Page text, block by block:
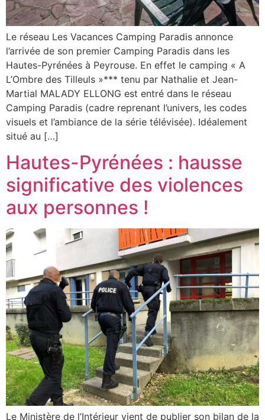
Le réseau Les Vacances Camping Paradis annonce
l’arrivée de son premier Camping Paradis dans les
Hautes-Pyrénées à Peyrouse. En effet le camping « A
L’Ombre des Tilleuls »*** tenu par Nathalie et Jean-
Martial MALADY ELLONG est entré dans le réseau
Camping Paradis (cadre reprenant l’univers, les codes
visuels et l’ambiance de la série télévisée). Idéalement
situé au […]
Hautes-Pyrénées : hausse
significative des violences
aux personnes !
Le Ministère de l’Intérieur vient de publier son bilan de la